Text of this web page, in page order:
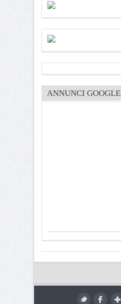
ANNUNCI GOOGLE